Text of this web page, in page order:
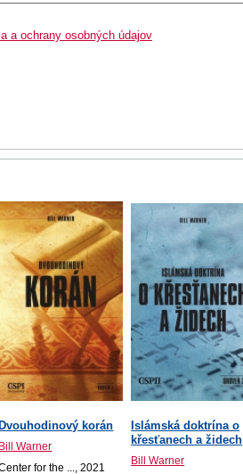
a ochrany osobných údajov
Dvouhodinový korán
Bill Warner
for the ..., 2021
Islámská doktrína o
křesťanech a židech
Bill Warner